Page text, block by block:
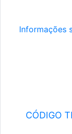
Informações
CÓDIGO